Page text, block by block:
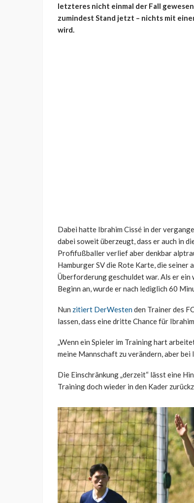
letzteres nicht einmal der Fall
zumindest Stand jetzt – nichts mit
wird.
Dabei hatte Ibrahim Cissé in der
dabei soweit überzeugt, dass er auch in
Profifußballer verlief aber denkbar
Hamburger SV die Rote Karte, die seiner
Überforderung geschuldet war. Als er
Beginn an, wurde er nach lediglich 60
Nun zitiert DerWestenden Trainer des
lassen, dass eine dritte Chance für
„Wenn ein Spieler im Training hart
meine Mannschaft zu verändern, aber
Die Einschränkung „derzeit“ lässt eine
Training doch wieder in den Kader